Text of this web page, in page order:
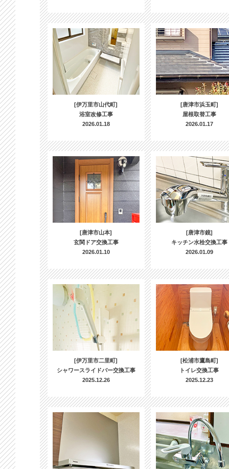
[伊万里市山代町]
浴室改修工事
2026.01.18
[唐津市浜玉町]
屋根取替工事
2026.01.17
[唐津市山本]
玄関ドア交換工事
2026.01.10
[唐津市鏡]
キッチン水栓交換工事
2026.01.09
[伊万里市二里町]
シャワースライドバー交換工事
2025.12.26
[松浦市鷹島町]
トイレ交換工事
2025.12.23